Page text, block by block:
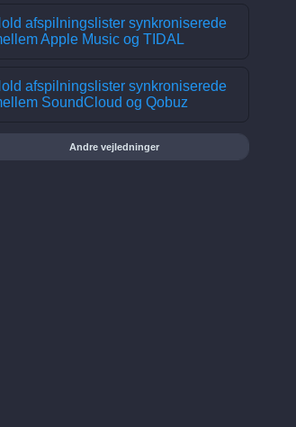
afspilningslister synkroniserede
Apple Music og TIDAL
afspilningslister synkroniserede
SoundCloud og Qobuz
Andre vejledninger